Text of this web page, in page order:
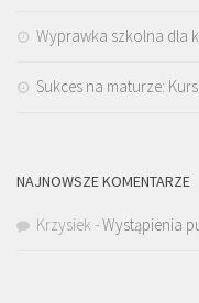
Wyprawka szkolna dla
Sukces na maturze:
NAJNOWSZE KOMENTARZE
Krzysiek -Wystąpienia